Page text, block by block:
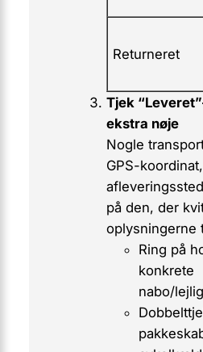
Returneret
Tjek
ekstra nøje
Nogle
GPS-koordinat
på den, der
oplysningerne
Ring på
konkrete
nabo/